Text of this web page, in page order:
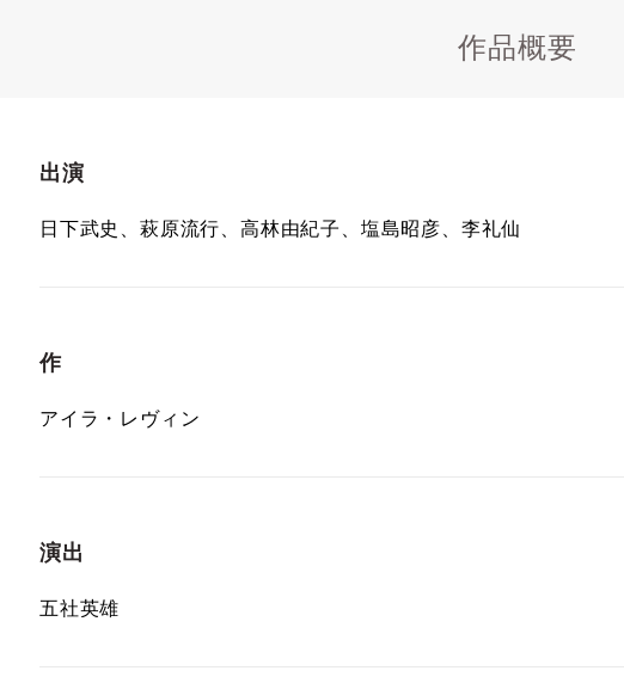
作品概要
出演
日下武史、萩原流行、高林由紀子、塩島昭彦、李礼仙
作
アイラ・レヴィン
演出
五社英雄